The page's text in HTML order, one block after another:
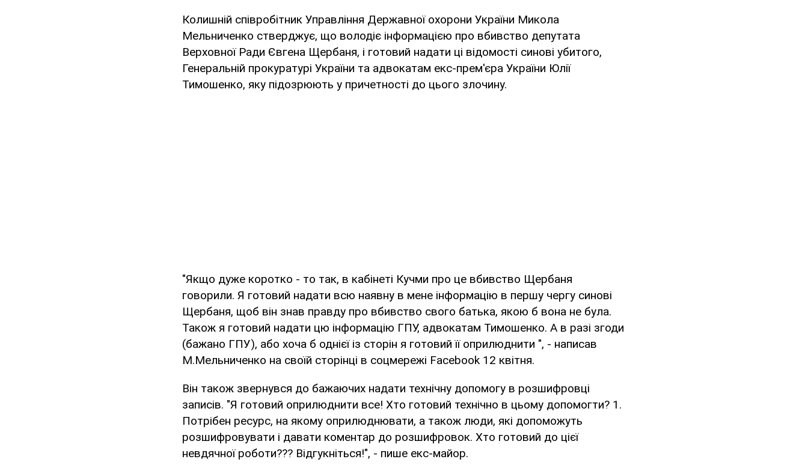
Колишній співробітник Управління Державної охорони України Микола
Мельниченко стверджує, що володіє інформацією про вбивство депутата
Верховної Ради Євгена Щербаня, і готовий надати ці відомості синові убитого,
Генеральній прокуратурі України та адвокатам екс-прем'єра України Юлії
Тимошенко, яку підозрюють у причетності до цього злочину.
"Якщо дуже коротко - то так, в кабінеті Кучми про це вбивство Щербаня
говорили. Я готовий надати всю наявну в мене інформацію в першу чергу синові
Щербаня, щоб він знав правду про вбивство свого батька, якою б вона не була.
Також я готовий надати цю інформацію ГПУ, адвокатам Тимошенко. А в разі згоди
(бажано ГПУ), або хоча б однієї із сторін я готовий її оприлюднити ", - написав
М.Мельниченко на своїй сторінці в соцмережі Facebook 12 квітня.
Він також звернувся до бажаючих надати технічну допомогу в розшифровці
записів. "Я готовий оприлюднити все! Хто готовий технічно в цьому допомогти? 1.
Потрібен ресурс, на якому оприлюднювати, а також люди, які допоможуть
розшифровувати і давати коментар до розшифровок. Хто готовий до цієї
невдячної роботи??? Відгукніться!", - пише екс-майор.